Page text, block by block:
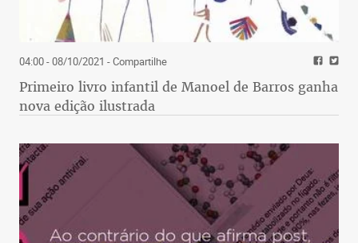
04:00 - 08/10/2021 - Compartilhe
Primeiro livro infantil de Manoel de Barros ganha
nova edição ilustrada